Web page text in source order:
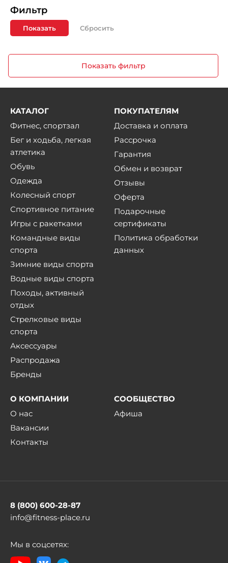
Фильтр
Показать
Показать фильтр
КАТАЛОГ
Фитнес, спортзал
Бег и ходьба, легкая
атлетика
Обувь
Одежда
Колесный спорт
Спортивное питание
Игры с ракетками
Командные виды
спорта
Зимние виды спорта
Водные виды спорта
Походы, активный
отдых
Стрелковые виды
спорта
Аксессуары
Распродажа
Бренды
ПОКУПАТЕЛЯМ
Доставка и оплата
Рассрочка
Гарантия
Обмен и возврат
Отзывы
Оферта
Подарочные
сертификаты
Политика обработки
данных
О КОМПАНИИ
О нас
Вакансии
Контакты
СООБЩЕСТВО
Афиша
8 (800) 600-28-87
info@fitness-place.ru
Мы в соцсетях: